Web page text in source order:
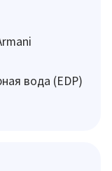
вода (EDP)